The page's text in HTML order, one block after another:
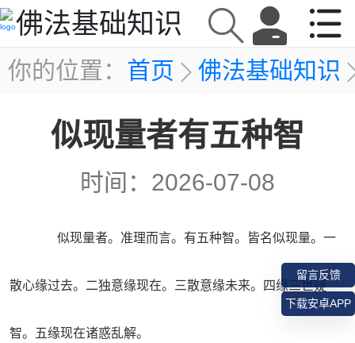
佛法基础知识
你的位置： 首页 佛法基础知识
似现量者有五种智
时间： 2026-07-08
似现量者。准理而言。有五种智。皆名似现量。一
散心缘过去。二独意缘现在。三散意缘未来。四缘三世疑
智。五缘现在诸惑乱解。
留言反馈
下载安卓APP